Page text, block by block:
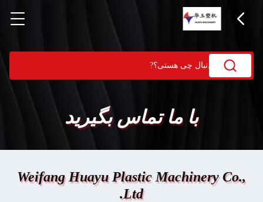
با ما تماس بگیرید
Weifang Huayu Plastic Machinery Co.,
Ltd.